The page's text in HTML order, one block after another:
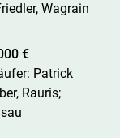
Wagrain
€
Patrick
Rauris;